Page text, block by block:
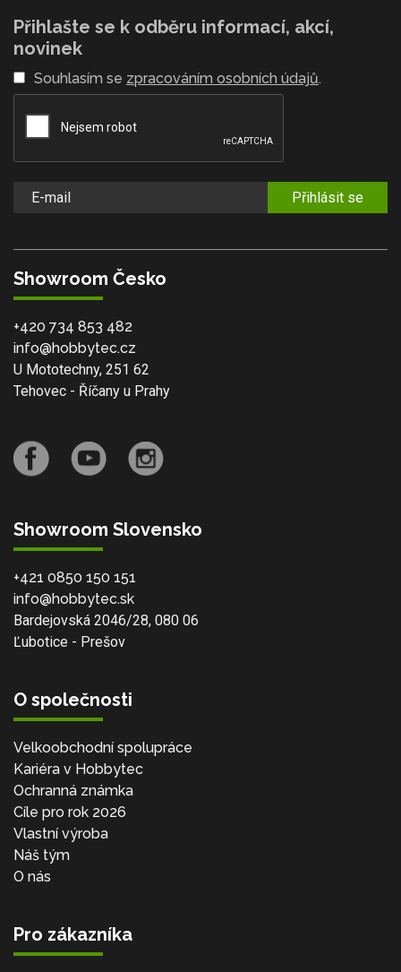
Přihlašte se k odběru informací, akcí,
novinek
Souhlasím se zpracováním osobních údajů.
Přihlásit se
Showroom Česko
+420 734 853 482
info@hobbytec.cz
U Mototechny, 251 62
Tehovec - Říčany u Prahy
Showroom Slovensko
+421 0850 150 151
info@hobbytec.sk
Bardejovská 2046/28, 080 06
Ľubotice - Prešov
O společnosti
Velkoobchodní spolupráce
Kariéra v Hobbytec
Ochranná známka
Cíle pro rok 2026
Vlastní výroba
Náš tým
O nás
Pro zákazníka